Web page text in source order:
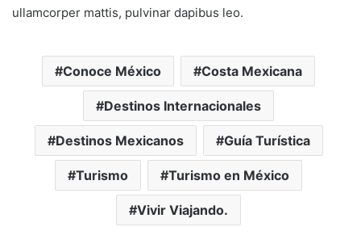
ullamcorper mattis, pulvinar dapibus leo.
Conoce México Costa Mexicana
Destinos Internacionales
Destinos Mexicanos Guía Turística
Turismo Turismo en México
Vivir Viajando.